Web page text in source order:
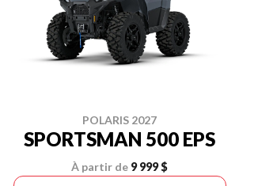
POLARIS 2027
SPORTSMAN 500 EPS
À partir de 9 999 $